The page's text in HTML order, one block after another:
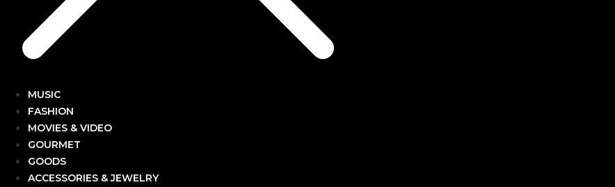
MUSIC
FASHION
MOVIES & VIDEO
GOURMET
GOODS
ACCESSORIES & JEWELRY